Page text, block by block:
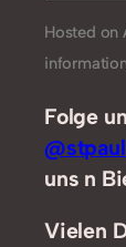
Hosted on
Folge
uns n
Vielen